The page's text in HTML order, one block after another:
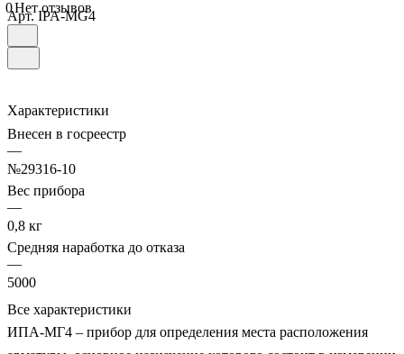
0Нет отзывов
Арт.IPA-MG4
Характеристики
Внесен в госреестр
—
№29316-10
Вес прибора
—
0,8 кг
Средняя наработка до отказа
—
5000
Все характеристики
ИПА-МГ4 – прибор для определения места расположения